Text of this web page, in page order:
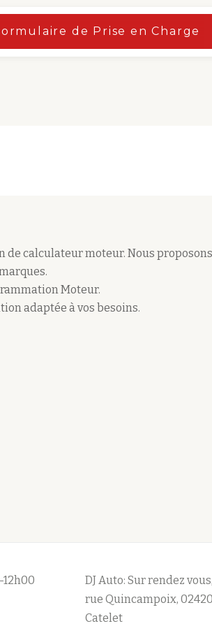
de Prise en Charge
de calculateur moteur. Nous proposons
Moteur.
adaptée à vos besoins.
DJ Auto: Sur rendez
rue Quincampoix,
Catelet